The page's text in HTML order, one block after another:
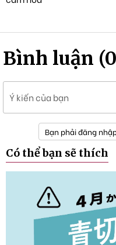
Bình luận
Ý kiến của bạn
Bạn phải đăng
Có thể bạn sẽ thích